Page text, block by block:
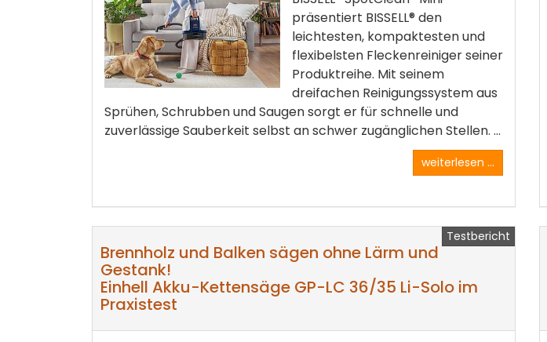
präsentiert BISSELL® den
leichtesten, kompaktesten und
flexibelsten Fleckenreiniger seiner
Produktreihe. Mit seinem
dreifachen Reinigungssystem aus
Sprühen, Schrubben und Saugen sorgt er für schnelle und
zuverlässige Sauberkeit selbst an schwer zugänglichen Stellen. ...
weiterlesen ...
Testbericht
Brennholz und Balken sägen ohne Lärm und
Gestank!
Einhell Akku-Kettensäge GP-LC 36/35 Li-Solo im
Praxistest